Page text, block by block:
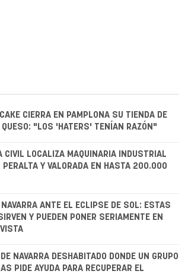
CIERRA EN PAMPLONA SU TIENDA DE
QUESO: "LOS 'HATERS' TENÍAN RAZÓN"
CIVIL LOCALIZA MAQUINARIA INDUSTRIAL
PERALTA Y VALORADA EN HASTA 200.000
ANTE EL ECLIPSE DE SOL: ESTAS
Y PUEDEN PONER SERIAMENTE EN
NAVARRA DESHABITADO DONDE UN GRUPO
PIDE AYUDA PARA RECUPERAR EL